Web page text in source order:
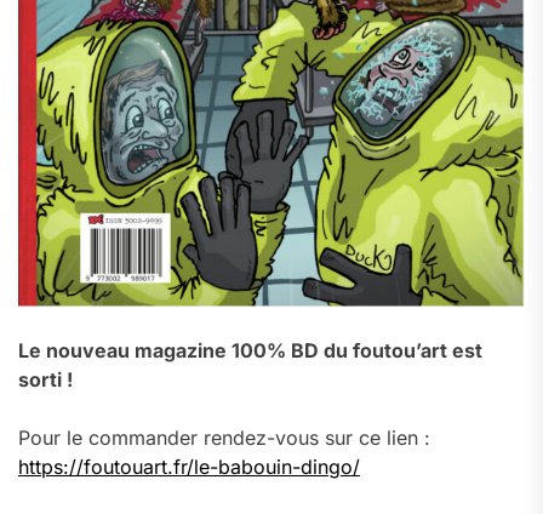
Le nouveau magazine 100% BD du foutou’art est
sorti !
Pour le commander rendez-vous sur ce lien :
https://foutouart.fr/le-babouin-dingo/